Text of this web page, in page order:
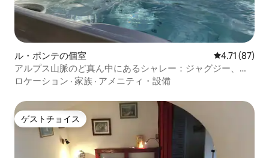
ル・ポンテの個室 レビュー87
4.71 (87)
アルプス山脈のど真ん中にあるシャレー：ジャグジー、サ
ウナ
ロケーション · 家族 · アメニティ・設備
ゲストチョイス
ゲストチョイス